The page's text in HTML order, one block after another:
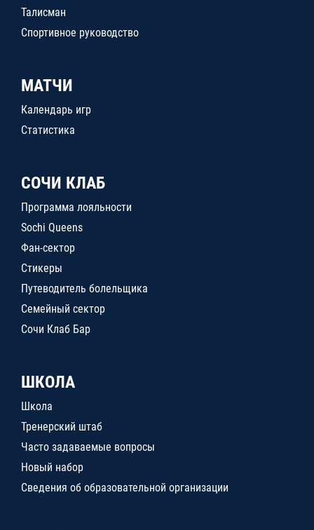
Талисман
Спортивное руководство
МАТЧИ
Календарь игр
Статистика
СОЧИ КЛАБ
Программа лояльности
Sochi Queens
Фан-сектор
Стикеры
Путеводитель болельщика
Семейный сектор
Сочи Клаб Бар
ШКОЛА
Школа
Тренерский штаб
Часто задаваемые вопросы
Новый набор
Сведения об образовательной организации